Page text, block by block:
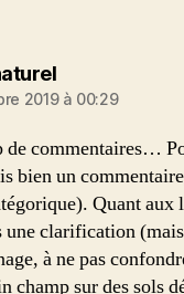
dit :
2019 à 00:29
de commentaires…
bien un
Quant aux
une clarification
à ne pas
champ sur des sols